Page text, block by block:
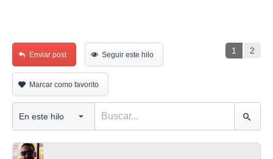
1 2
Enviar post Seguir este hilo
Marcar como favorito